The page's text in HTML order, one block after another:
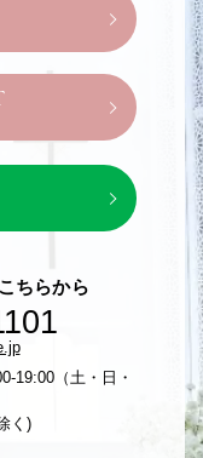
ちらから
19:00（土・日・
く)